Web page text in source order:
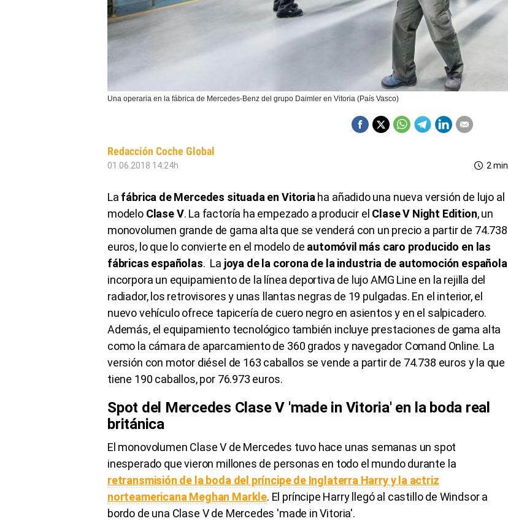
Una operaria en la fábrica de Mercedes-Benz del grupo Daimler en Vitoria (País Vasco)
Redacción Coche Global
01.06.2018 14:24h 2 min
La fábrica de Mercedes situada en Vitoria ha añadido una nueva versión de lujo al
modelo Clase V. La factoría ha empezado a producir el Clase V Night Edition, un
monovolumen grande de gama alta que se venderá con un precio a partir de 74.738
euros, lo que lo convierte en el modelo de automóvil más caro producido en las
fábricas españolas. La joya de la corona de la industria de automoción española
incorpora un equipamiento de la línea deportiva de lujoAMG Line en la rejilla del
radiador, los retrovisores y unas llantas negras de 19 pulgadas. En el interior, el
nuevo vehículo ofrece tapicería de cuero negro en asientos y en el salpicadero.
Además, el equipamiento tecnológico también incluye prestaciones de gama alta
como la cámara de aparcamiento de 360 grados y navegador Comand Online. La
versión con motor diésel de 163 caballos se vende a partir de 74.738 euros y la que
tiene 190 caballos, por 76.973 euros.
Spot del Mercedes Clase V 'made in Vitoria' en la boda real
británica
El monovolumen Clase V de Mercedes tuvo hace unas semanas un spot
inesperado que vieron millones de personas en todo el mundo durante la
retransmisión de la boda del príncipe de Inglaterra Harryy la actriz
norteamericana Meghan Markle. El príncipe Harryllegó al castillo de Windsora
bordo de una Clase V de Mercedes 'made in Vitoria'.